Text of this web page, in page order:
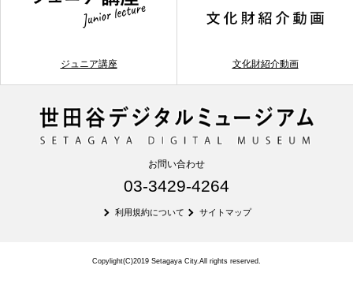
ジュニア講座 文化財紹介動画
お問い合わせ
03-3429-4264
利用規約について サイトマップ
Copylight(C)2019 Setagaya City.All rights reserved.